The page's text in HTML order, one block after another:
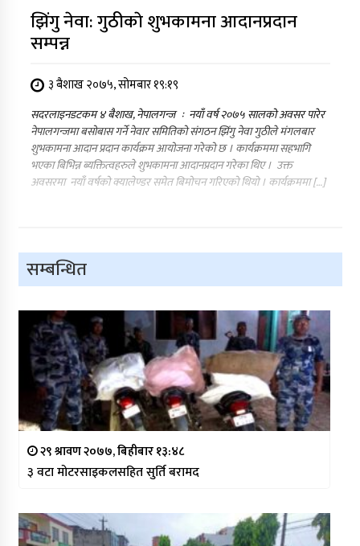
झिंगु नेवा: गुठीकाे शुभकामना आदानप्रदान
सम्पन्न
३ बैशाख २०७५, सोमबार १९:१९
सदरलाइनडटकम ४ बैशाख, नेपालगन्ज ः नयाँ वर्ष २०७५ सालको अवसर पारेर
नेपालगन्जमा बसोबास गर्ने नेवार समितिको संगठन झिंगु नेवा गुठीले मंगलबार
शुभकामना आदान प्रदान कार्यक्रम आयोजना गरेको छ । कार्यक्रममा सहभागि
भएका बिभिन्न ब्यक्तित्वहरुले शुभकामना आदानप्रदान गरेका थिए । उक्त
अवसरमा नयाँ वर्षको क्यालेण्डर समेत बिमोचन गरिएको थियो । कार्यक्रममा […]
सम्बन्धित
२९ श्रावण २०७७, बिहीबार १३:४८
३ वटा मोटरसाइकलसहित सुर्ति बरामद